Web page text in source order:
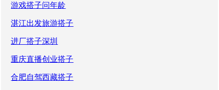
游戏搭子问年龄
湛江出发旅游搭子
进厂搭子深圳
重庆直播创业搭子
合肥自驾西藏搭子